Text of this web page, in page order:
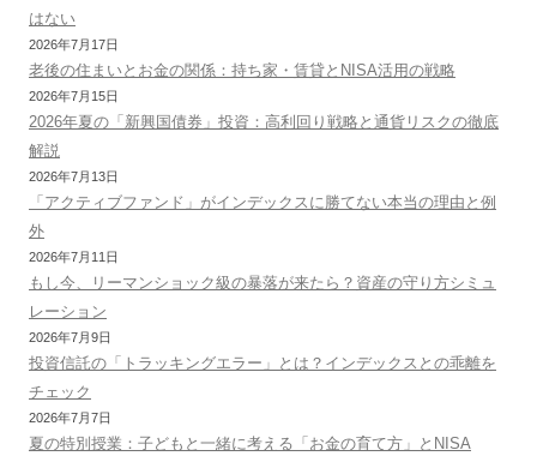
はない
2026年7月17日
老後の住まいとお金の関係：持ち家・賃貸とNISA活用の戦略
2026年7月15日
2026年夏の「新興国債券」投資：高利回り戦略と通貨リスクの徹底
解説
2026年7月13日
「アクティブファンド」がインデックスに勝てない本当の理由と例
外
2026年7月11日
もし今、リーマンショック級の暴落が来たら？資産の守り方シミュ
レーション
2026年7月9日
投資信託の「トラッキングエラー」とは？インデックスとの乖離を
チェック
2026年7月7日
夏の特別授業：子どもと一緒に考える「お金の育て方」とNISA